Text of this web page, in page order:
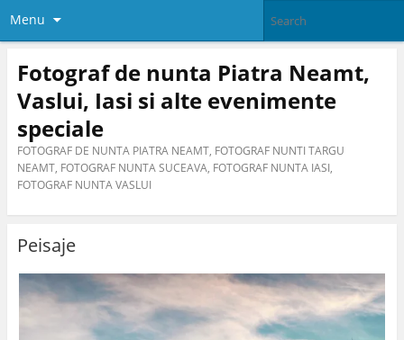
Menu
Fotograf de nunta Piatra Neamt,
Vaslui, Iasi si alte evenimente
speciale
FOTOGRAF DE NUNTA PIATRA NEAMT, FOTOGRAF NUNTI TARGU
NEAMT, FOTOGRAF NUNTA SUCEAVA, FOTOGRAF NUNTA IASI,
FOTOGRAF NUNTA VASLUI
Peisaje